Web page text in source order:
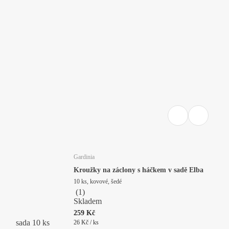
sada 10 ks
Gardinia
Kroužky na záclony s háčkem v sadě Elba
10 ks, kovové, šedé
(1)
Skladem
259 Kč
26 Kč / ks